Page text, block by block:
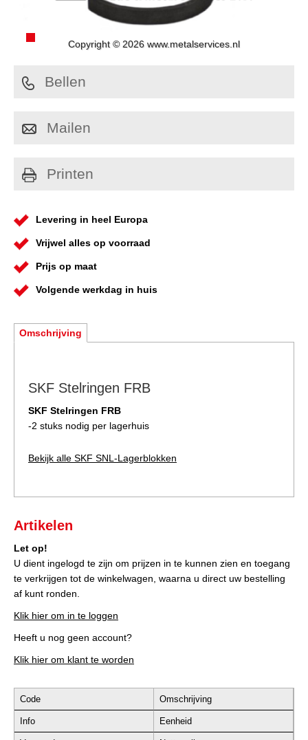
Copyright © 2026 www.metalservices.nl
Bellen
Mailen
Printen
Levering in heel Europa
Vrijwel alles op voorraad
Prijs op maat
Volgende werkdag in huis
Omschrijving
SKF Stelringen FRB
SKF Stelringen FRB
-2 stuks nodig per lagerhuis
Bekijk alle SKF SNL-Lagerblokken
Artikelen
Let op!
U dient ingelogd te zijn om prijzen in te kunnen zien en toegang
te verkrijgen tot de winkelwagen, waarna u direct uw bestelling
af kunt ronden.
Klik hier om in te loggen
Heeft u nog geen account?
Klik hier om klant te worden
Code Omschrijving
Info Eenheid